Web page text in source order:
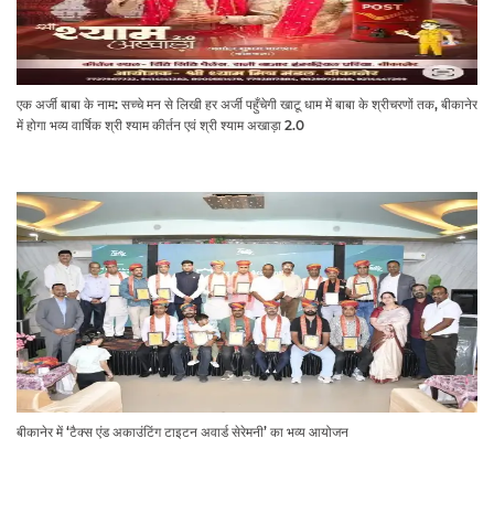
एक अर्जी बाबा के नाम: सच्चे मन से लिखी हर अर्जी पहुँचेगी खाटू धाम में बाबा के श्रीचरणों तक, बीकानेर
में होगा भव्य वार्षिक श्री श्याम कीर्तन एवं श्री श्याम अखाड़ा 2.0
बीकानेर में ‘टैक्स एंड अकाउंटिंग टाइटन अवार्ड सेरेमनी’ का भव्य आयोजन